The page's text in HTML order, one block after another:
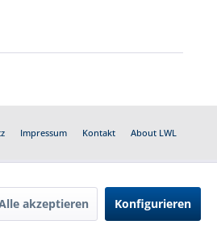
Impressum Kontakt About LWL
akzeptieren Konfigurieren